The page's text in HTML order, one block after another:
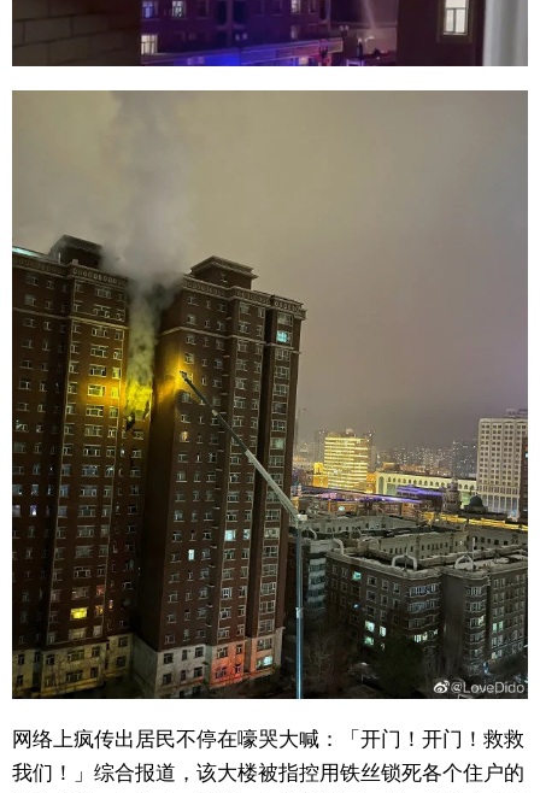
网络上疯传出居民不停在嚎哭大喊：「开门！开门！救救
我们！」综合报道，该大楼被指控用铁丝锁死各个住户的